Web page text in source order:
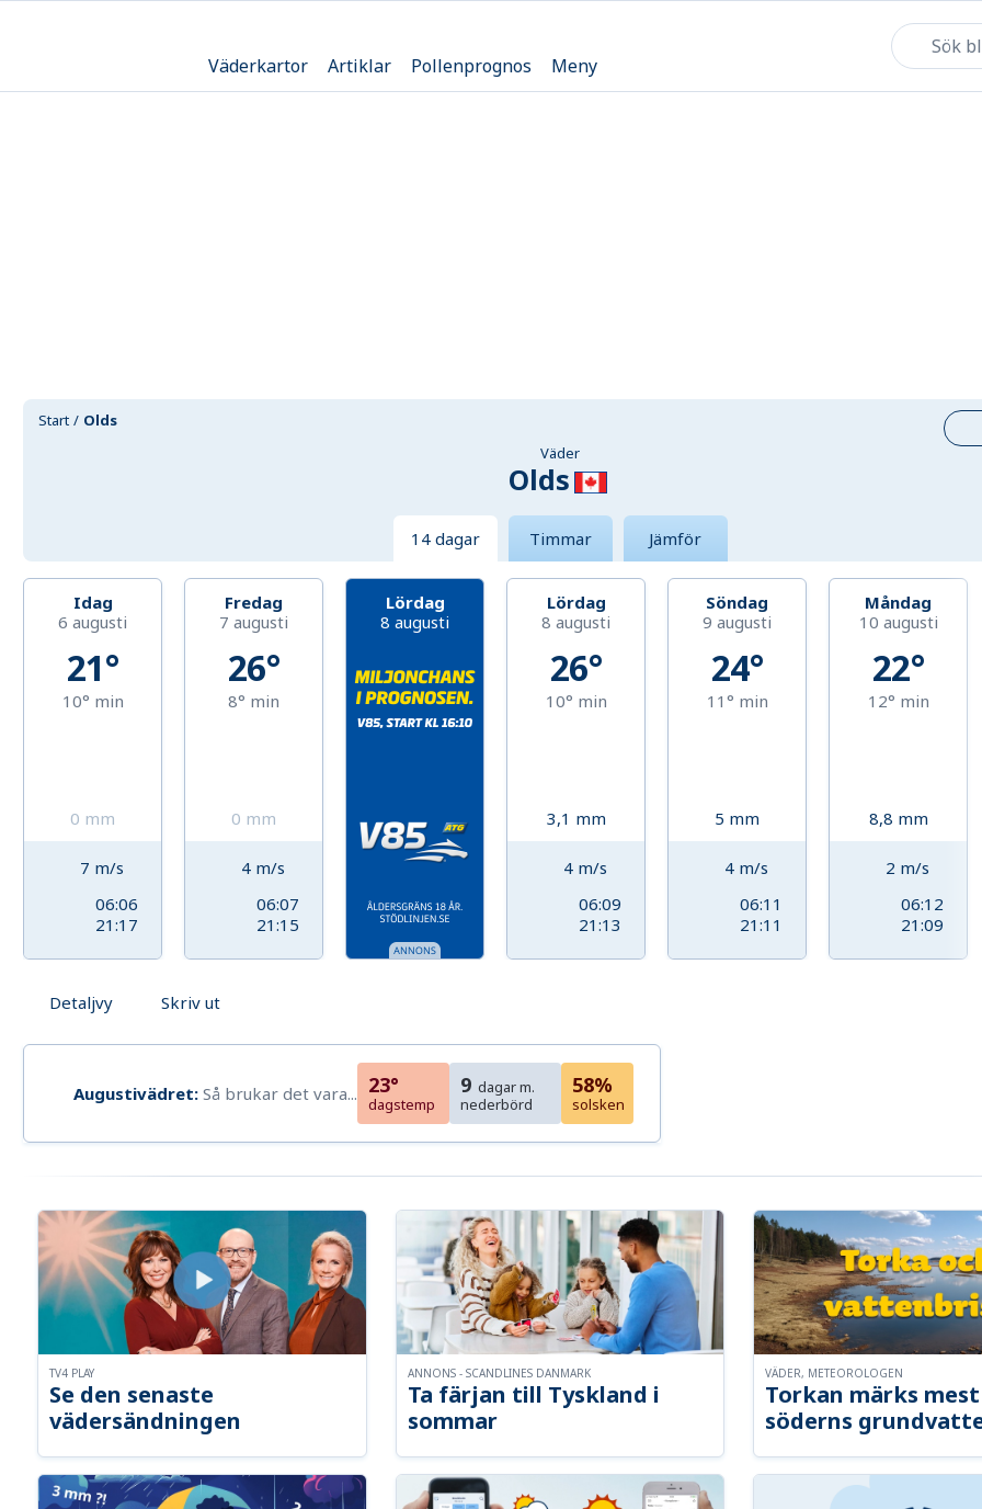
Väderkartor Artiklar Pollenprognos Meny
Start
Olds
Väder
Olds
14 dagar Timmar Jämför
Idag
6 augusti
21°
10° min
0 mm
7 m/s
06:06
21:17
Fredag
7 augusti
26°
8° min
0 mm
4 m/s
06:07
21:15
Lördag
8 augusti
Lördag
8 augusti
26°
10° min
3,1 mm
4 m/s
06:09
21:13
Söndag
9 augusti
24°
11° min
5 mm
4 m/s
06:11
21:11
Måndag
10 augusti
22°
12° min
8,8 mm
2 m/s
06:12
21:09
Detaljvy Skriv ut
Augustivädret: Så brukar det vara... 23°
dagstemp
9 dagar m.
nederbörd
58%
solsken
Se den senaste
vädersändningen
TV4 PLAY
Ta färjan till Tyskland i
sommar
ANNONS - SCANDLINES DANMARK
Torkan märks
söderns
VÄDER, METEOROLOGEN